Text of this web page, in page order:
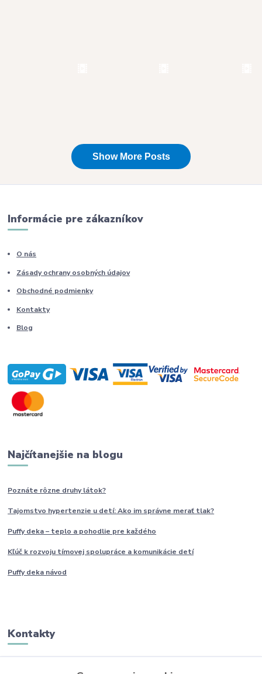
Informácie pre zákazníkov
O nás
Zásady ochrany osobných údajov
Obchodné podmienky
Kontakty
Blog
Najčítanejšie na blogu
Poznáte rôzne druhylátok?
Tajomstvo hypertenzie u detí: Ako im správne merať tlak?
Puffy deka – teplo a pohodlie pre každého
Kľúč k rozvoju tímovej spolupráce a komunikácie detí
Puffy deka návod
Kontakty